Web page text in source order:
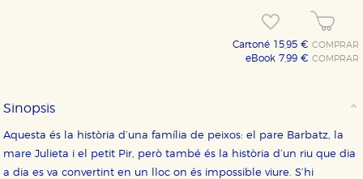
Cartoné 15,95 €COMPRAR
eBook 7,99 €COMPRAR
Sinopsis
Aquesta és la història d’una família de peixos: el pare Barbatz, la
mare Julieta i el petit Pir, però també és la història d’un riu que dia
a dia es va convertint en un lloc on és impossible viure. S’hi